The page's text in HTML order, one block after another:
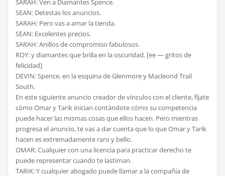
SARAH: Ven a Diamantes Spence.
SEAN: Detestas los anuncios.
SARAH: Pero vas a amar la tienda.
SEAN: Excelentes precios.
SARAH: Anillos de compromiso fabulosos.
ROY: y diamantes que brilla en la oscuridad. [ee — gritos de
felicidad]
DEVIN: Spence, en la esquina de Glenmore y Macleond Trail
South.
En este siguiente anuncio creador de vínculos con el cliente, fíjate
cómo Omar y Tarik inician contándote cómo su competencia
puede hacer las mismas cosas que ellos hacen. Pero mientras
progresa el anuncio, te vas a dar cuenta que lo que Omar y Tarik
hacen es extremadamente raro y bello.
OMAR: Cualquier con una licencia para practicar derecho te
puede representar cuando te lastiman.
TARIK: Y cualquier abogado puede llamar a la compañía de